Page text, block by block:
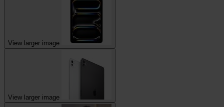
View larger image
View larger image